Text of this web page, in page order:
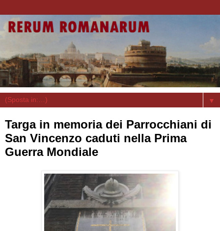
▼
Targa in memoria dei Parrocchiani di
San Vincenzo caduti nella Prima
Guerra Mondiale